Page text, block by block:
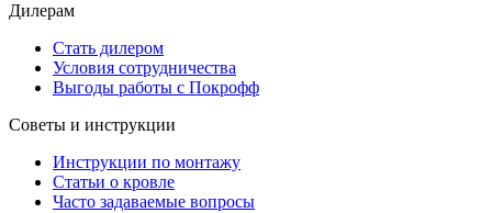
Дилерам
Стать дилером
Условия сотрудничества
Выгоды работы с Покрофф
Советы и инструкции
Инструкции по монтажу
Статьи о кровле
Часто задаваемые вопросы